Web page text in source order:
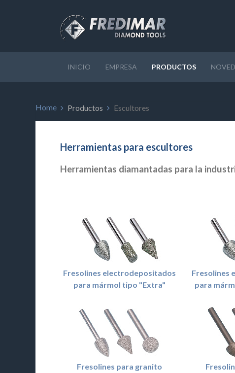
INICIO EMPRESA PRODUCTOS
Home Productos Escultores
Herramientas para escultores
Herramientas diamantadas para la
Fresolines electrodepositados
para mármol tipo "Extra"
Fresolines
para
Fresolines para granito